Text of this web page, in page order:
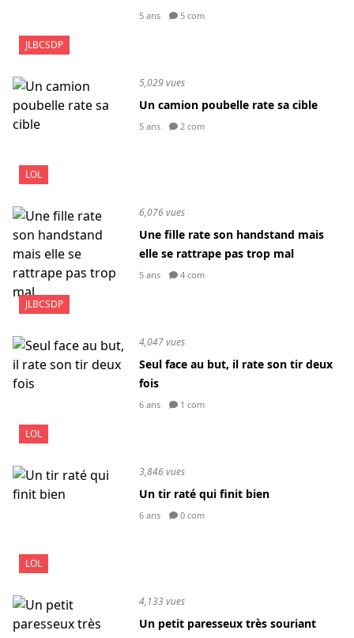
JLBCSDP
5 ans 5 com
LOL
5,029 vues
Un camion poubelle rate sa cible
5 ans 2 com
JLBCSDP
6,076 vues
Une fille rate son handstand mais
elle se rattrape pas trop mal
5 ans 4 com
LOL
4,047 vues
Seul face au but, il rate son tir deux
fois
6 ans 1 com
LOL
3,846 vues
Un tir raté qui finit bien
6 ans 0 com
4,133 vues
Un petit paresseux très souriant